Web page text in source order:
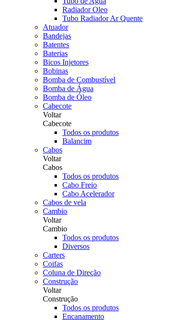
Radiador Oleo
Tubo Radiador Ar Quente
Atuador
Bandejas
Batentes
Baterias
Bicos Injetores
Bobinas
Bomba de Combustível
Bomba de Água
Bomba de Óleo
Cabecote
Voltar
Cabecote
Todos os produtos
Balancim
Cabos
Voltar
Cabos
Todos os produtos
Cabo Freio
Cabo Acelerador
Cabos de vela
Cambio
Voltar
Cambio
Todos os produtos
Diversos
Carters
Coifas
Coluna de Direção
Construção
Voltar
Construção
Todos os produtos
Encanamento